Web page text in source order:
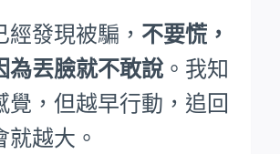
經發現被騙， 不要慌，
為丟臉就不敢說 。我知
覺，但越早行動，追回
就越大。